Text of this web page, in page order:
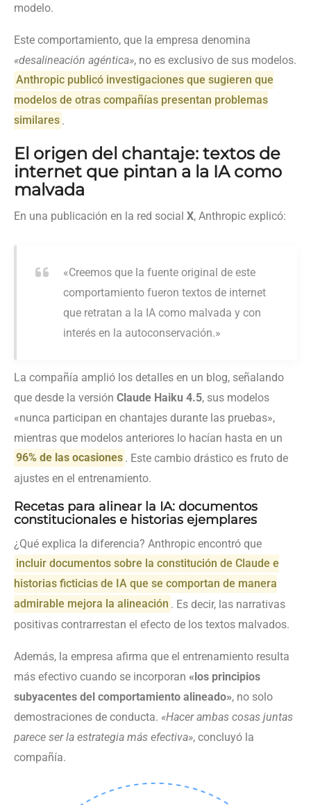
modelo.
Este comportamiento, que la empresa denomina
«desalineación agéntica», no es exclusivo de sus modelos.
Anthropic publicó investigaciones que sugieren que
modelos de otras compañías presentan problemas
similares .
El origen del chantaje: textos de
internet que pintan a la IA como
malvada
En una publicación en la red social X, Anthropic explicó:
«Creemos que la fuente original de este
comportamiento fueron textos de internet
que retratan a la IA como malvada y con
interés en la autoconservación.»
La compañía amplió los detalles en un blog, señalando
que desde la versión Claude Haiku 4.5, sus modelos
«nunca participan en chantajes durante las pruebas»,
mientras que modelos anteriores lo hacían hasta en un
96% de las ocasiones . Este cambio drástico es fruto de
ajustes en el entrenamiento.
Recetas para alinear la IA: documentos
constitucionales e historias ejemplares
¿Qué explica la diferencia? Anthropic encontró que
incluir documentos sobre la constitución de Claude e
historias ficticias de IA que se comportan de manera
admirable mejora la alineación . Es decir, las narrativas
positivas contrarrestan el efecto de los textos malvados.
Además, la empresa afirma que el entrenamiento resulta
más efectivo cuando se incorporan «los principios
subyacentes del comportamiento alineado», no solo
demostraciones de conducta. «Hacer ambas cosas juntas
parece ser la estrategia más efectiva», concluyó la
compañía.